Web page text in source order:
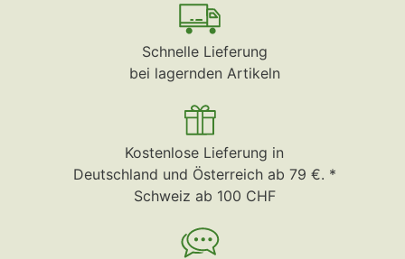
Schnelle Lieferung
bei lagernden Artikeln
Kostenlose Lieferung in
Deutschland und Österreich ab 79 €. *
Schweiz ab 100 CHF